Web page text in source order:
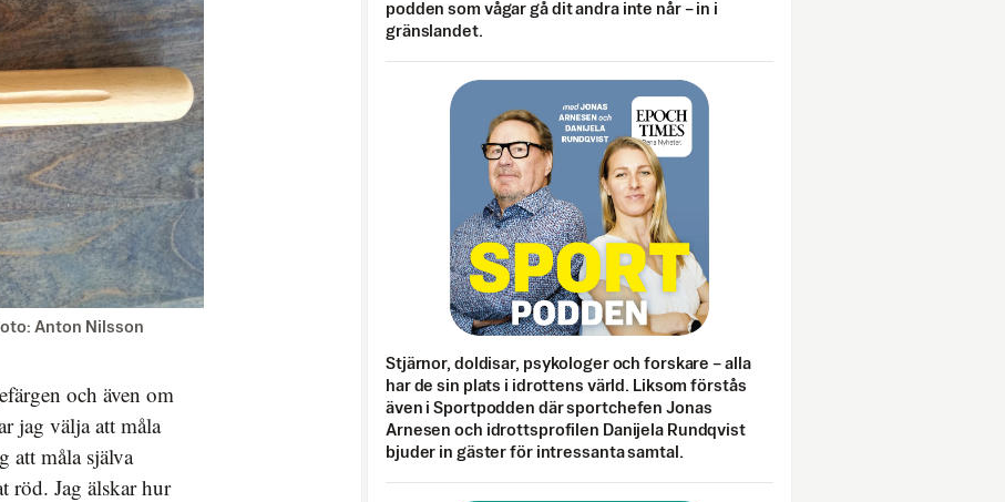
Anton Nilsson
och även om
jag välja att måla
att måla själva
röd. Jag älskar hur
podden som vågar gå dit andra inte når – in i
gränslandet.
Stjärnor, doldisar, psykologer och forskare – alla
har de sin plats i idrottens värld. Liksom förstås
även i Sportpodden där sportchefen Jonas
Arnesen och idrottsprofilen Danijela Rundqvist
bjuder in gäster för intressanta samtal.